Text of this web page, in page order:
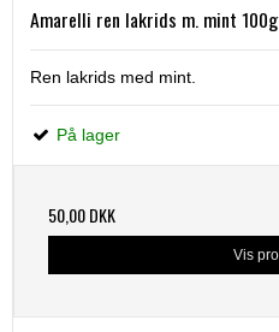
Amarelli ren lakrids m. mint
Ren lakrids med mint.
På lager
50,00 DKK
Vis